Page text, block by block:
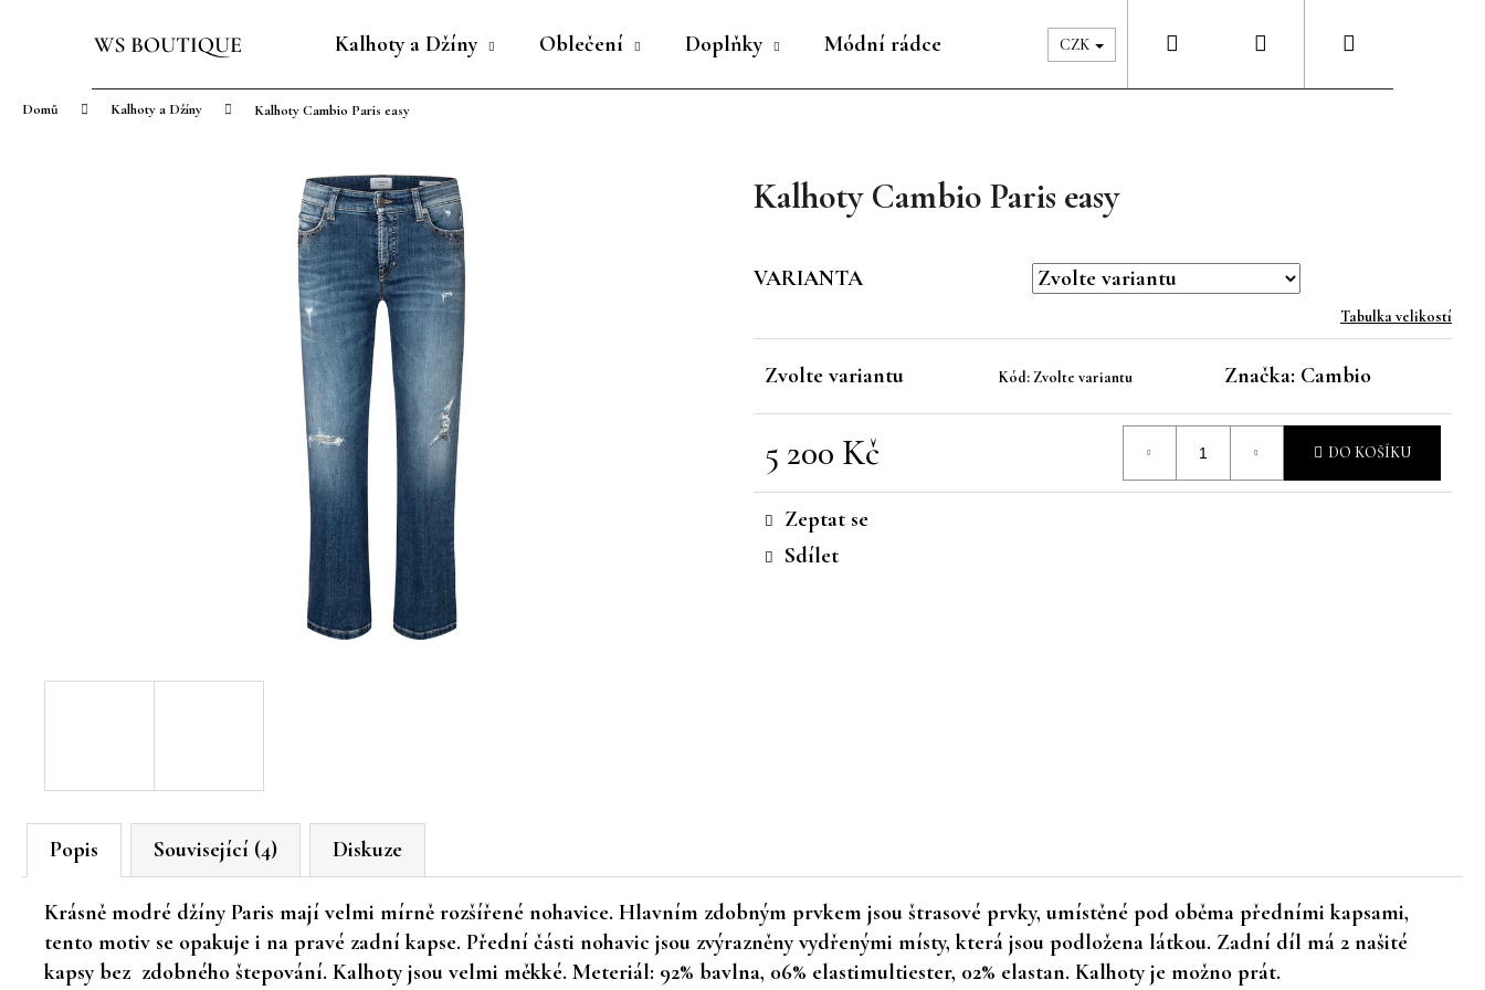
Kalhoty a Džíny Oblečení Doplňky Módní rádce Péče & Šatník Kontakty
CZK Přihlášení
Domů Kalhoty a Džíny Kalhoty Cambio Paris easy
Kalhoty Cambio Paris easy
VARIANTA
Tabulka velikostí
Zvolte variantu Kód: Zvolte variantu Značka: Cambio
5 200 Kč
Měrná
cena:
DO KOŠÍKU
Zeptat se
Sdílet
Popis Související (4) Diskuze
Krásně modré džíny Paris mají velmi mírně rozšířené nohavice. Hlavním zdobným prvkem jsou štrasové prvky, umístěné pod oběma předními kapsami,
tento motiv se opakuje i na pravé zadní kapse. Přední části nohavic jsou zvýrazněny vydřenými místy, která jsou podložena látkou. Zadní díl má 2 našité
kapsy bez zdobného štepování. Kalhoty jsou velmi měkké. Meteriál: 92% bavlna, 06% elastimultiester, 02% elastan. Kalhoty je možno prát.
Zpět
obchodu
Zpět
obchodu
HLEDAT